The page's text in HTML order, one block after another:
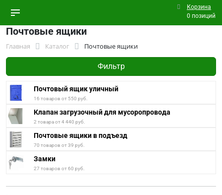
Корзина
0 позиций
Почтовые ящики
Главная Каталог Почтовые ящики
Фильтр
Почтовый ящик уличный
16 товаров от 550 руб.
Клапан загрузочный для мусоропровода
2 товара от 4 440 руб.
Почтовые ящики в подъезд
70 товаров от 39 руб.
Замки
27 товаров от 60 руб.